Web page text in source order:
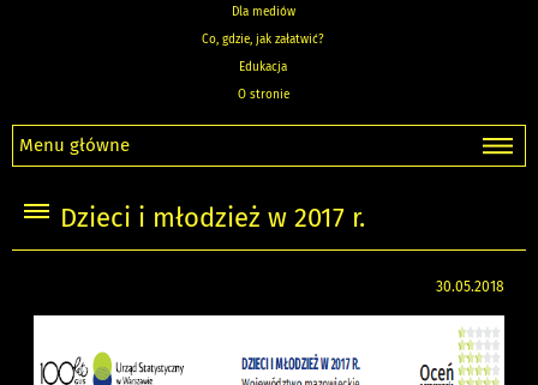
Dla mediów
Co, gdzie, jak załatwić?
Edukacja
O stronie
Menu główne
Dzieci i młodzież w 2017 r.
30.05.2018